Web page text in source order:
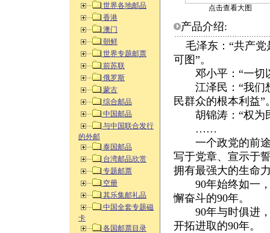
世界各地邮品
香港
澳门
朝鲜
世界专题邮票
前苏联
俄罗斯
蒙古
综合邮品
中国邮品
与中国联合发行
的外邮
泰国邮品
台湾邮品欣赏
专题邮票
空册
其乐集邮礼品
中国全套专题磁
卡
各国邮票目录
点击查看大图
产品介绍:
毛泽东：“共产党
可图”。
邓小平：“一切以
江泽民：“我们想
民群众的根本利益”
胡锦涛：“权为民
……
一个政党的前途
写于党章、宣示于
拥有最强大的生命
90年始终如一，
懈奋斗的90年。
90年与时俱进，
开拓进取的90年。